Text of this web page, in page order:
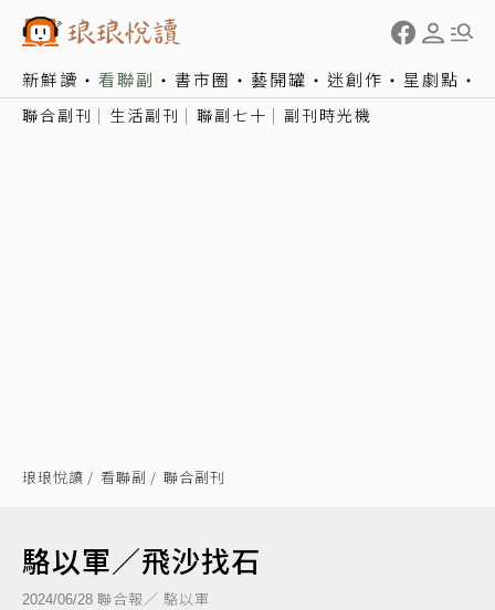
新鮮讀 看聯副 書市圈 藝開罐 迷創作 星劇點
聯合副刊 生活副刊 聯副七十 副刊時光機
琅琅悅讀 看聯副 聯合副刊
駱以軍／飛沙找石
2024/06/28 聯合報／ 駱以軍